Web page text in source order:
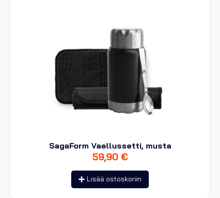
SagaForm Vaellussetti, musta
59,90 €
Lisää ostoskoriin